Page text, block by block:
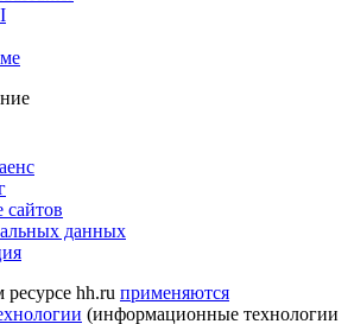
сайтов
данных
hh.ru применяются
(информационные технологии